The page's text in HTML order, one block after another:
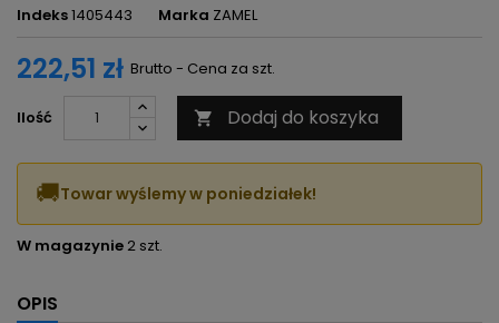
Indeks1405443 Marka ZAMEL
222,51 zł Brutto - Cena za szt.
Ilość  Dodaj do koszyka
🚚Towar wyślemy w poniedziałek!
W magazynie 2 szt.
OPIS